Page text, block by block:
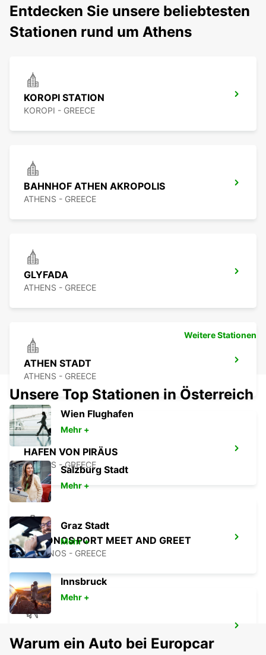
Entdecken Sie unsere beliebtesten
Stationen rund um Athens
KOROPI STATION
KOROPI - GREECE
BAHNHOF ATHEN AKROPOLIS
ATHENS - GREECE
GLYFADA
ATHENS - GREECE
ATHEN STADT
ATHENS - GREECE
HAFEN VON PIRÄUS
ATHENS - GREECE
MYKONOS PORT MEET AND GREET
MYKONOS - GREECE
MYKONOS - GREECE
Weitere Stationen
Unsere Top Stationen in Österreich
Wien Flughafen
Mehr +
Salzburg Stadt
Mehr +
Graz Stadt
Mehr +
Innsbruck
Mehr +
Warum ein Auto bei Europcar